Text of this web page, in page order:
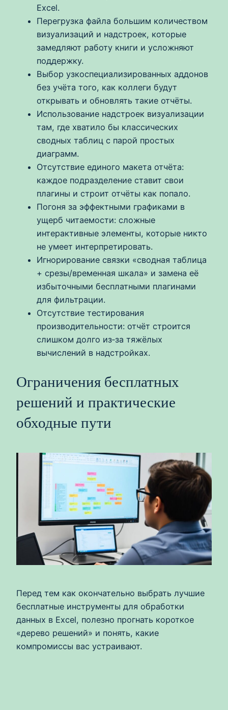
Excel.
Перегрузка файла большим количеством
визуализаций и надстроек, которые
замедляют работу книги и усложняют
поддержку.
Выбор узкоспециализированных аддонов
без учёта того, как коллеги будут
открывать и обновлять такие отчёты.
Использование надстроек визуализации
там, где хватило бы классических
сводных таблиц с парой простых
диаграмм.
Отсутствие единого макета отчёта:
каждое подразделение ставит свои
плагины и строит отчёты как попало.
Погоня за эффектными графиками в
ущерб читаемости: сложные
интерактивные элементы, которые никто
не умеет интерпретировать.
Игнорирование связки «сводная таблица
+ срезы/временная шкала» и замена её
избыточными бесплатными плагинами
для фильтрации.
Отсутствие тестирования
производительности: отчёт строится
слишком долго из‑за тяжёлых
вычислений в надстройках.
Ограничения бесплатных
решений и практические
обходные пути
Перед тем как окончательно выбрать лучшие
бесплатные инструменты для обработки
данных в Excel, полезно прогнать короткое
«дерево решений» и понять, какие
компромиссы вас устраивают.